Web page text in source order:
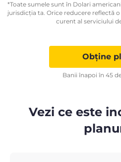
*Toate sumele sunt în Dolari
jurisdicția ta. Orice reducere reflectă
curent al serviciului
Obține
Banii înapoi în 45
Vezi ce este